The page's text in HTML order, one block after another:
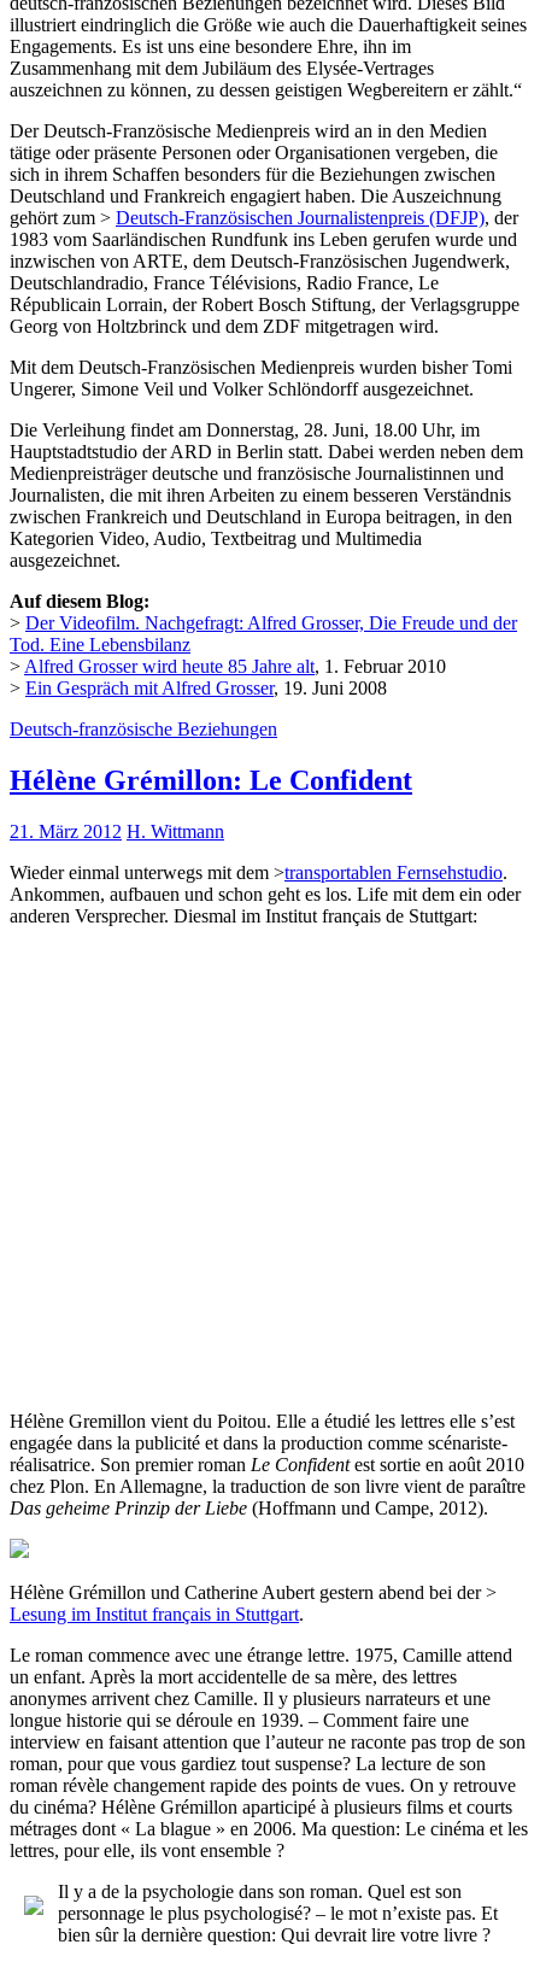
illustriert eindringlich die Größe wie auch die Dauerhaftigkeit seines
Engagements. Es ist uns eine besondere Ehre, ihn im
Zusammenhang mit dem Jubiläum des Elysée-Vertrages
auszeichnen zu können, zu dessen geistigen Wegbereitern er zählt.“
Der Deutsch-Französische Medienpreis wird an in den Medien
tätige oder präsente Personen oder Organisationen vergeben, die
sich in ihrem Schaffen besonders für die Beziehungen zwischen
Deutschland und Frankreich engagiert haben. Die Auszeichnung
gehört zum > Deutsch-Französischen Journalistenpreis (DFJP), der
1983 vom Saarländischen Rundfunk ins Leben gerufen wurde und
inzwischen von ARTE, dem Deutsch-Französischen Jugendwerk,
Deutschlandradio, France Télévisions, Radio France, Le
Républicain Lorrain, der Robert Bosch Stiftung, der Verlagsgruppe
Georg von Holtzbrinck und dem ZDF mitgetragen wird.
Mit dem Deutsch-Französischen Medienpreis wurden bisher Tomi
Ungerer, Simone Veil und Volker Schlöndorff ausgezeichnet.
Die Verleihung findet am Donnerstag, 28. Juni, 18.00 Uhr, im
Hauptstadtstudio der ARD in Berlin statt. Dabei werden neben dem
Medienpreisträger deutsche und französische Journalistinnen und
Journalisten, die mit ihren Arbeiten zu einem besseren Verständnis
zwischen Frankreich und Deutschland in Europa beitragen, in den
Kategorien Video, Audio, Textbeitrag und Multimedia
ausgezeichnet.
Auf diesem Blog:
> Der Videofilm. Nachgefragt: Alfred Grosser, Die Freude und der
Tod. Eine Lebensbilanz
> Alfred Grosser wird heute 85 Jahre alt, 1. Februar 2010
> Ein Gespräch mit Alfred Grosser, 19. Juni 2008
Deutsch-französische Beziehungen
Hélène Grémillon: Le Confident
21. März 2012 H. Wittmann
Wieder einmal unterwegs mit dem >transportablen Fernsehstudio.
Ankommen, aufbauen und schon geht es los. Life mit dem ein oder
anderen Versprecher. Diesmal im Institut français de Stuttgart:
Hélène Gremillon vient du Poitou. Elle a étudié les lettres elle s’est
engagée dans la publicité et dans la production comme scénariste-
réalisatrice. Son premier roman Le Confidentest sortie en août 2010
chez Plon. En Allemagne, la traduction de son livre vient de paraître
Das geheime Prinzip der Liebe (Hoffmann und Campe, 2012).
Hélène Grémillon und Catherine Aubert gestern abend bei der >
Lesung im Institut français in Stuttgart.
Le roman commence avec une étrange lettre. 1975, Camille attend
un enfant. Après la mort accidentelle de sa mère, des lettres
anonymes arrivent chez Camille. Il y plusieurs narrateurs et une
longue historie qui se déroule en 1939. – Comment faire une
interview en faisant attention que l’auteur ne raconte pas trop de son
roman, pour que vous gardiez tout suspense? La lecture de son
roman révèle changement rapide des points de vues. On y retrouve
du cinéma? Hélène Grémillon aparticipé à plusieurs films et courts
métrages dont « La blague » en 2006. Ma question: Le cinéma et les
lettres, pour elle, ils vont ensemble ?
Il y a de la psychologie dans son roman. Quel est son
personnage le plus psychologisé? – le mot n’existe pas. Et
bien sûr la dernière question: Qui devrait lire votre livre ?